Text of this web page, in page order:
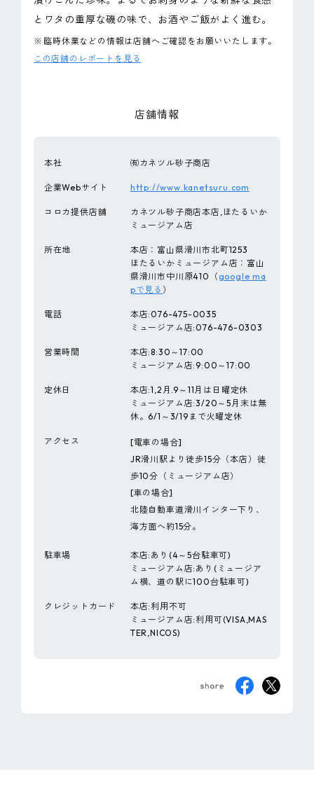
とワタの重厚な磯の味で、お酒やご飯がよく進む。
※ 臨時休業などの情報は店舗へご確認をお願いいたします。
この店舗のレポートを見る
店舗情報
本社 ㈲カネツル砂子商店
企業Webサイト http://www.kanetsuru.com
コロカ提供店舗
カネツル砂子商店本店,ほたるいか
ミュージアム店
所在地
本店：富山県滑川市北町1253
ほたるいかミュージアム店：富山
県滑川市中川原410（ google ma
pで見る ）
電話
本店:076-475-0035
ミュージアム店:076-476-0303
営業時間
本店:8:30～17:00
ミュージアム店:9:00～17:00
定休日
本店:1,2月.9～11月は日曜定休
ミュージアム店:3/20～5月末は無
休。6/1～3/19まで火曜定休
アクセス
[電車の場合]
JR滑川駅より徒歩15分（本店）徒
歩10分（ミュージアム店）
[車の場合]
北陸自動車道滑川インター下り、
海方面へ約15分。
駐車場
本店:あり(4～5台駐車可)
ミュージアム店:あり(ミュージア
ム横、道の駅に100台駐車可)
クレジットカード
本店:利用不可
ミュージアム店:利用可(VISA,MAS
TER,NICOS)